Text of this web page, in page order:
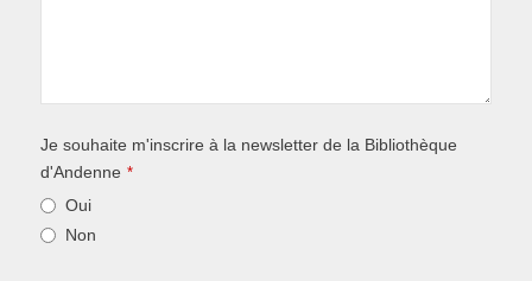
Je souhaite m'inscrire à la newsletter de la Bibliothèque
d'Andenne *
Oui
Non